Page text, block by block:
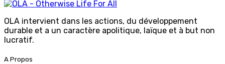
OLA intervient dans les actions, du développement
durable et a un caractère apolitique, laïque et à but non
lucratif.
A Propos